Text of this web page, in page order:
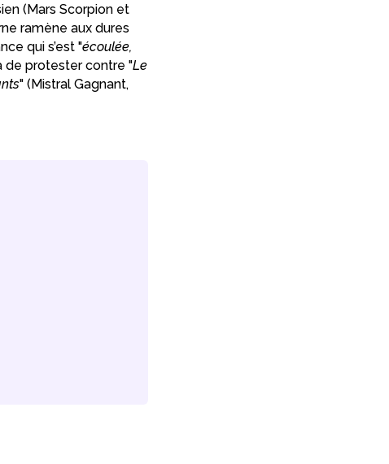
(Mars Scorpion et
ramène aux dures
qui s’est "écoulée,
de protester contre "Le
" (Mistral Gagnant,